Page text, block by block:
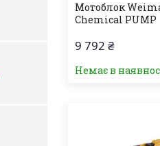
Мотоблок
Chemical PUMP
9 792 ₴
Немає в